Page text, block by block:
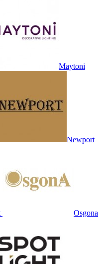
Maytoni
Newport
Osgona